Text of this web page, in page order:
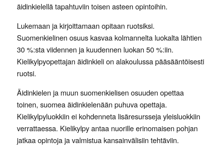
äidinkielellä tapahtuviin toisen asteen opintoihin.
Lukemaan ja kirjoittamaan opitaan ruotsiksi.
Suomenkielinen osuus kasvaa kolmannelta luokalta lähtien
30 %:sta viidennen ja kuudennen luokan 50 %:iin.
Kielikylpyopettajan äidinkieli on alakoulussa pääsääntöisesti
ruotsi.
Äidinkielen ja muun suomenkielisen osuuden opettaa
toinen, suomea äidinkielenään puhuva opettaja.
Kielikylpyluokkiin ei kohdenneta lisäresursseja yleisluokkiin
verrattaessa. Kielikylpy antaa nuorille erinomaisen pohjan
jatkaa opintoja ja valmistua kansainvälisiin tehtäviin.